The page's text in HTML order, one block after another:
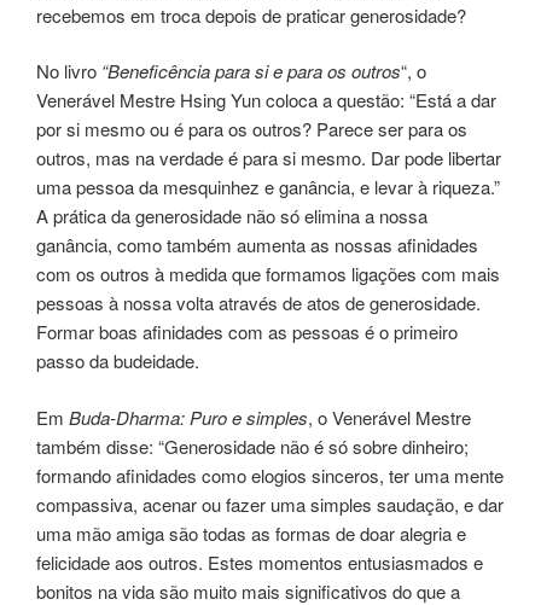
recebemos em troca depois de praticar generosidade?
No livro “Beneficência para si e para os outros“, o
Venerável Mestre Hsing Yun coloca a questão: “Está a dar
por si mesmo ou é para os outros? Parece ser para os
outros, mas na verdade é para si mesmo. Dar pode libertar
uma pessoa da mesquinhez e ganância, e levar à riqueza.”
A prática da generosidade não só elimina a nossa
ganância, como também aumenta as nossas afinidades
com os outros à medida que formamos ligações com mais
pessoas à nossa volta através de atos de generosidade.
Formar boas afinidades com as pessoas é o primeiro
passo da budeidade.
Em Buda-Dharma: Puro e simples, o Venerável Mestre
também disse: “Generosidade não é só sobre dinheiro;
formando afinidades como elogios sinceros, ter uma mente
compassiva, acenar ou fazer uma simples saudação, e dar
uma mão amiga são todas as formas de doar alegria e
felicidade aos outros. Estes momentos entusiasmados e
bonitos na vida são muito mais significativos do que a